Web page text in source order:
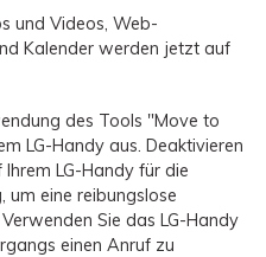
und Videos, Web-
Kalender werden jetzt auf
des Tools "Move to
LG-Handy aus. Deaktivieren
LG-Handy für die
um eine reibungslose
Sie das LG-Handy
einen Anruf zu